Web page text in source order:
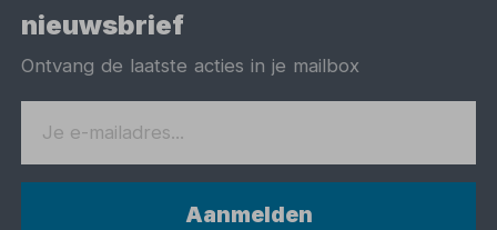
nieuwsbrief
Ontvang de laatste acties in je mailbox
Aanmelden